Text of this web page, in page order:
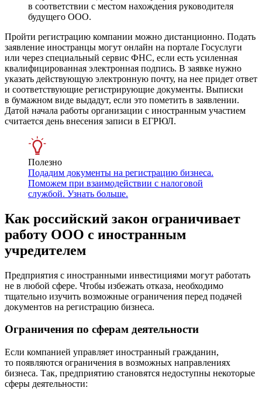
в соответствии с местом нахождения руководителя
будущего ООО.
Пройти регистрацию компании можно дистанционно. Подать
заявление иностранцы могут онлайн на портале Госуслуги
или через специальный сервис ФНС, если есть усиленная
квалифицированная электронная подпись. В заявке нужно
указать действующую электронную почту, на нее придет ответ
и соответствующие регистрирующие документы. Выписки
в бумажном виде выдадут, если это пометить в заявлении.
Датой начала работы организации с иностранным участием
считается день внесения записи в ЕГРЮЛ.
Полезно
Подадим документы на регистрацию бизнеса.
Поможем при взаимодействии с налоговой
службой. Узнать больше.
Как российский закон ограничивает
работу ООО с иностранным
учредителем
Предприятия с иностранными инвестициями могут работать
не в любой сфере. Чтобы избежать отказа, необходимо
тщательно изучить возможные ограничения перед подачей
документов на регистрацию бизнеса.
Ограничения по сферам деятельности
Если компанией управляет иностранный гражданин,
то появляются ограничения в возможных направлениях
бизнеса. Так, предприятию становятся недоступны некоторые
сферы деятельности: